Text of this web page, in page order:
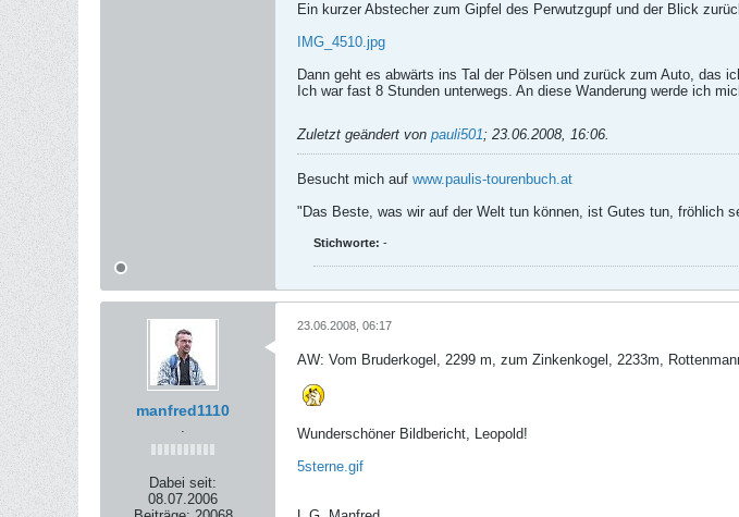
Ein kurzer Abstecher zum Gipfel des Perwutzgupf und der Blick
IMG_4510.jpg
Dann geht es abwärts ins Tal der Pölsen und zurück zum Auto, das
Ich war fast 8 Stunden unterwegs. An diese Wanderung werde ich
Zuletzt geändert von pauli501; 23.06.2008, 16:06.
Besucht mich auf www.paulis-tourenbuch.at
"Das Beste, was wir auf der Welt tun können, ist Gutes tun, fröhlich
Stichworte: -
manfred1110
.
Dabei seit:
08.07.2006
23.06.2008, 06:17
AW: Vom Bruderkogel, 2299 m, zum Zinkenkogel, 2233m,
Wunderschöner Bildbericht, Leopold!
5sterne.gif